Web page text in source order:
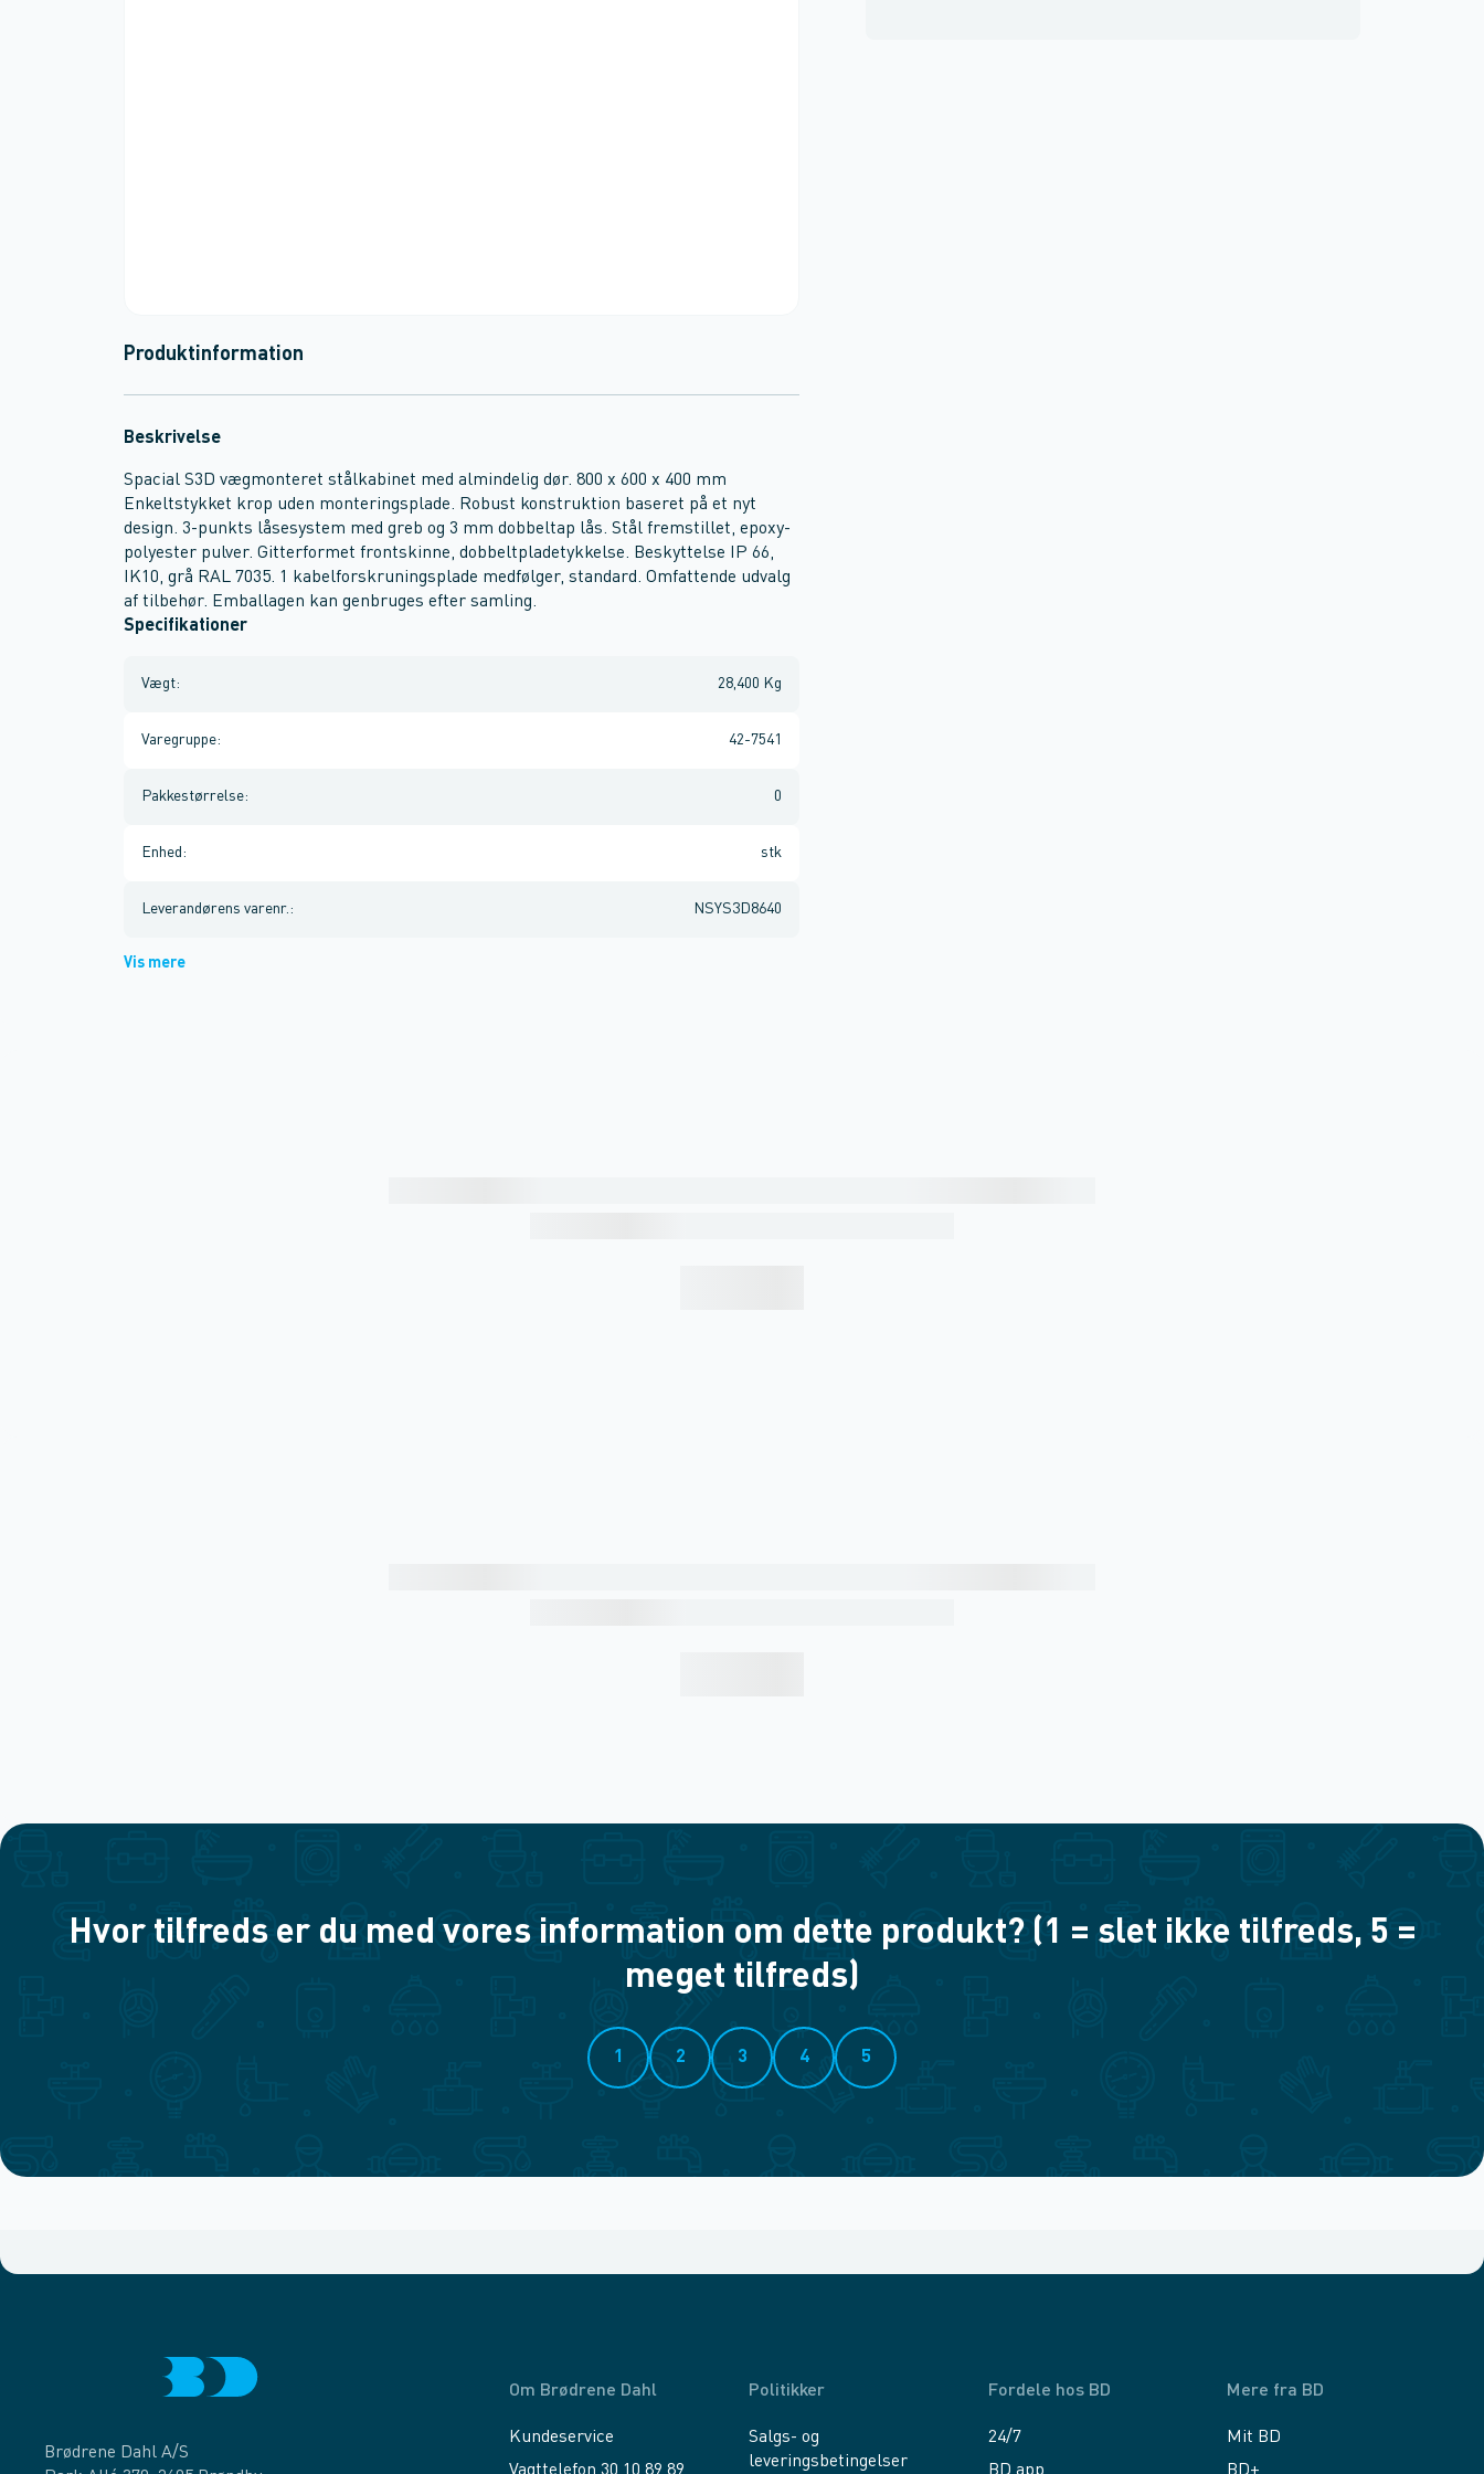
Produktinformation
Beskrivelse
Spacial S3D vægmonteret stålkabinet med almindelig dør. 800 x 600 x 400 mm
Enkeltstykket krop uden monteringsplade. Robust konstruktion baseret på et nyt
design. 3-punkts låsesystem med greb og 3 mm dobbeltap lås. Stål fremstillet, epoxy-
polyester pulver. Gitterformet frontskinne, dobbeltpladetykkelse. Beskyttelse IP 66,
IK10, grå RAL 7035. 1 kabelforskruningsplade medfølger, standard. Omfattende udvalg
af tilbehør. Emballagen kan genbruges efter samling.
Specifikationer
Vægt: 28,400 Kg
Varegruppe: 42-7541
Pakkestørrelse: 0
Enhed : stk
Leverandørens varenr. : NSYS3D8640
Vis mere
Hvor tilfreds er du med vores information om dette produkt? (1 = slet ikke tilfreds, 5 =
meget tilfreds)
1 2 3 4 5
Brødrene Dahl A/S
Om Brødrene Dahl
Kundeservice
Politikker
Salgs- og
leveringsbetingelser
Fordele hos BD
24/7
Mere fra BD
Mit BD